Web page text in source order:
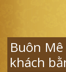
Buôn
khách